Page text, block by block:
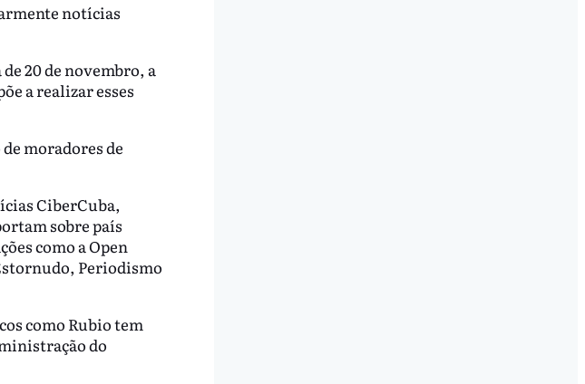
notícias
20 de novembro, a
a realizar esses
moradores de
CiberCuba,
sobre país
como a Open
Periodismo
como Rubio tem
do